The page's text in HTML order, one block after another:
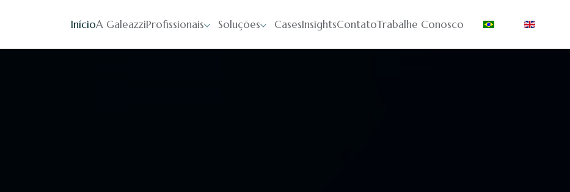
InícioA GaleazziProfissionais Soluções CasesInsightsContatoTrabalhe Conosco